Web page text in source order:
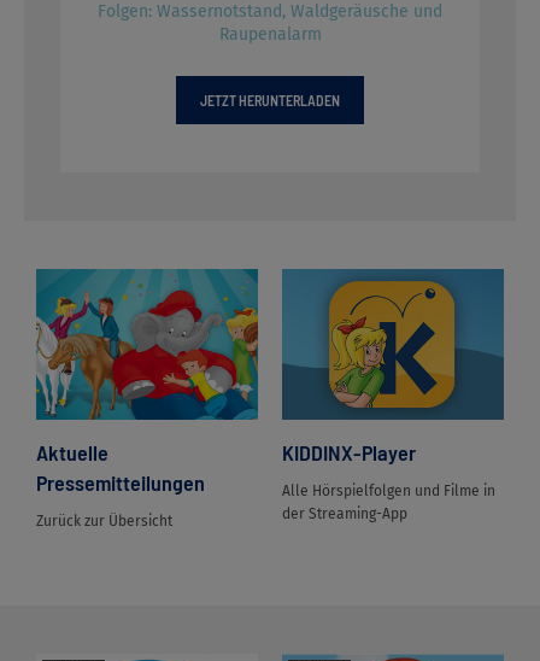
Folgen: Wassernotstand, Waldgeräusche und
Raupenalarm
JETZT HERUNTERLADEN
Aktuelle
Pressemitteilungen
Zurück zur Übersicht
KIDDINX-Player
Alle Hörspielfolgen und Filme in
der Streaming-App